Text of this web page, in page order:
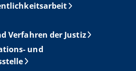
Verfahren der Justiz
und